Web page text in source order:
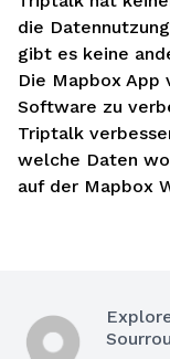
die
gibt es keine
Die Mapbox App
Software zu
Triptalk
welche Daten
auf der Mapbox